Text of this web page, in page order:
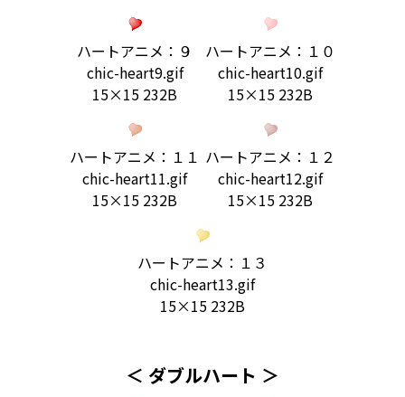
ハートアニメ：９
chic-heart9.gif
15×15 232B
ハートアニメ：１０
chic-heart10.gif
15×15 232B
ハートアニメ：１１
chic-heart11.gif
15×15 232B
ハートアニメ：１２
chic-heart12.gif
15×15 232B
ハートアニメ：１３
chic-heart13.gif
15×15 232B
＜ ダブルハート ＞